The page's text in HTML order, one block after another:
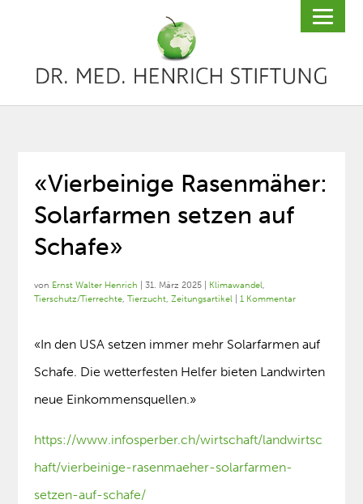
«Vierbeinige Rasenmäher:
Solarfarmen setzen auf
Schafe»
von Ernst Walter Henrich |31. März 2025 Klimawandel,
Tierschutz/Tierrechte,Tierzucht,Zeitungsartikel |1 Kommentar
«In den USA setzen immer mehr Solarfarmen auf
Schafe. Die wetterfesten Helfer bieten Landwirten
neue Einkommensquellen.»
https://www.infosperber.ch/wirtschaft/landwirtsc
haft/vierbeinige-rasenmaeher-solarfarmen-
setzen-auf-schafe/